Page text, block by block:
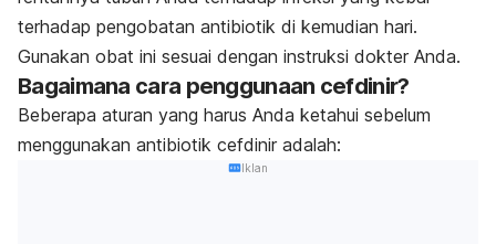
terhadap pengobatan antibiotik di kemudian hari.
Gunakan obat ini sesuai dengan instruksi dokter Anda.
Bagaimana cara penggunaan cefdinir?
Beberapa aturan yang harus Anda ketahui sebelum
menggunakan antibiotik cefdinir adalah:
Iklan